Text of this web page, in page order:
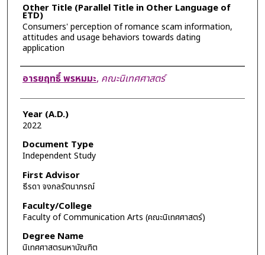
Other Title (Parallel Title in Other Language of
ETD)
Consumers' perception of romance scam information,
attitudes and usage behaviors towards dating
application
Author
อารยฤทธิ์ พรหมมะ, คณะนิเทศศาสตร์
Year (A.D.)
2022
Document Type
Independent Study
First Advisor
ธีรดา จงกลรัตนาภรณ์
Faculty/College
Faculty of Communication Arts (คณะนิเทศศาสตร์)
Degree Name
นิเทศศาสตรมหาบัณฑิต